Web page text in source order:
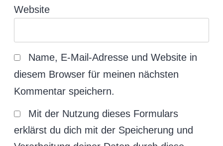
Website
Name, E-Mail-Adresse und Website in
diesem Browser für meinen nächsten
Kommentar speichern.
Mit der Nutzung dieses Formulars
erklärst du dich mit der Speicherung und